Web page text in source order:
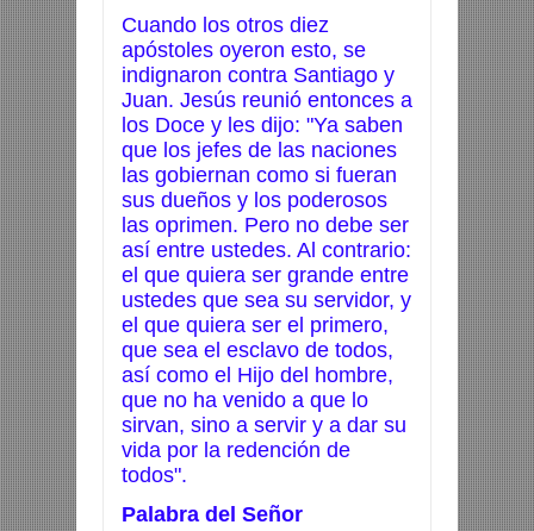
Cuando los otros diez
apóstoles oyeron esto, se
indignaron contra Santiago y
Juan. Jesús reunió entonces a
los Doce y les dijo: "Ya saben
que los jefes de las naciones
las gobiernan como si fueran
sus dueños y los poderosos
las oprimen. Pero no debe ser
así entre ustedes. Al contrario:
el que quiera ser grande entre
ustedes que sea su servidor, y
el que quiera ser el primero,
que sea el esclavo de todos,
así como el Hijo del hombre,
que no ha venido a que lo
sirvan, sino a servir y a dar su
vida por la redención de
todos".
Palabra del Señor